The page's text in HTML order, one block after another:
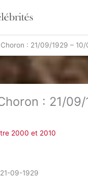
: 21/09/1929 –
: 21/09/
2000 et 2010
21-09-1929